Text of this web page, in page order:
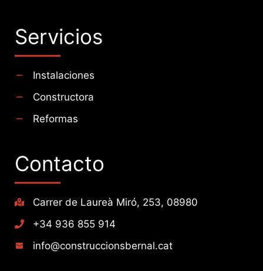
Servicios
Instalaciones
Constructora
Reformas
Contacto
Carrer de Laureà Miró, 253, 08980
+34 936 855 914
info@construccionsbernal.cat